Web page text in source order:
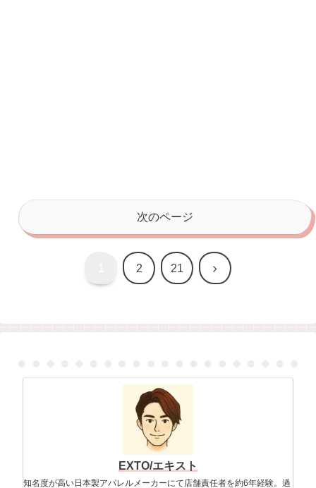
次のページ
2 21 次
EXTO/エキスト
知名度が高い日本製アパレルメーカーにて店舗責任者を約6年経験。過